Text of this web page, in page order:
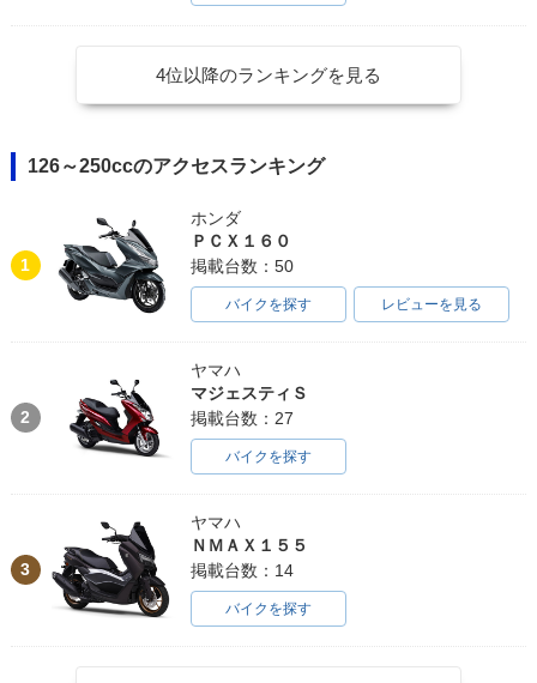
4位以降のランキングを見る
126～250ccのアクセスランキング
1
ホンダ
ＰＣＸ１６０
掲載台数：50
バイクを探す レビューを見る
2
ヤマハ
マジェスティＳ
掲載台数：27
バイクを探す
3
ヤマハ
ＮＭＡＸ１５５
掲載台数：14
バイクを探す